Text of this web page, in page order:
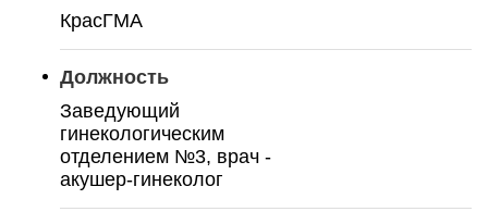
КрасГМА
Должность
Заведующий
гинекологическим
отделением №3, врач -
акушер-гинеколог